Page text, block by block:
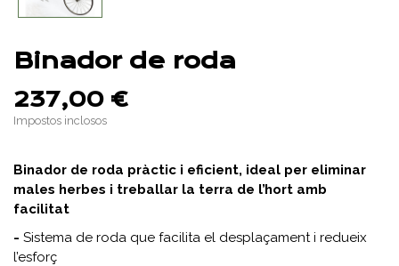
Binador de roda
237,00 €
Impostos inclosos
Binador de roda pràctic i eficient, ideal per eliminar
males herbes i treballar la terra de l’hort amb
facilitat
- Sistema de roda que facilita el desplaçament i redueix
l’esforç